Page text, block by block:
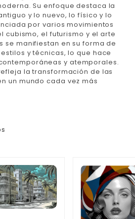
Su enfoque destaca la
y lo nuevo, lo físico y lo
por varios movimientos
cubismo, el futurismo y el arte
se manifiestan en su forma de
y técnicas, lo que hace
y atemporales.
la transformación de las
un mundo cada vez más